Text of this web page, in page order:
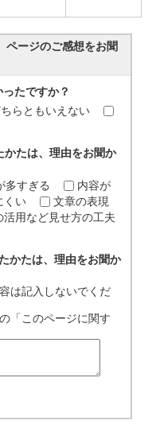
ページのご感想をお聞
たですか？
らともいえない
かたは、理由をお聞か
多すぎる
内容が
くい
文章の表現
活用など見せ方の工夫
かたは、理由をお聞か
は記入しないでくだ
「このページに関す